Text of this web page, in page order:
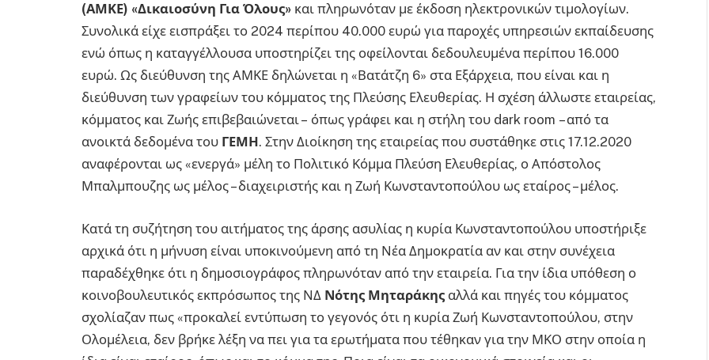
(ΑΜΚΕ) «Δικαιοσύνη Για Όλους» και πληρωνόταν με έκδοση ηλεκτρονικών τιμολογίων.
Συνολικά είχε εισπράξει το 2024 περίπου 40.000 ευρώ για παροχές υπηρεσιών εκπαίδευσης
ενώ όπως η καταγγέλλουσα υποστηρίζει της οφείλονται δεδουλευμένα περίπου 16.000
ευρώ. Ως διεύθυνση της ΑΜΚΕ δηλώνεται η «Βατάτζη 6» στα Εξάρχεια, που είναι και η
διεύθυνση των γραφείων του κόμματος της Πλεύσης Ελευθερίας. Η σχέση άλλωστε εταιρείας,
κόμματος και Ζωής επιβεβαιώνεται – όπως γράφει και η στήλη του dark room – από τα
ανοικτά δεδομένα του ΓΕΜΗ. Στην Διοίκηση της εταιρείας που συστάθηκε στις 17.12.2020
αναφέρονται ως «ενεργά» μέλη το Πολιτικό Κόμμα Πλεύση Ελευθερίας, ο Απόστολος
Μπαλμπουζης ως μέλος – διαχειριστής και η Ζωή Κωνσταντοπούλου ως εταίρος – μέλος.
Κατά τη συζήτηση του αιτήματος της άρσης ασυλίας η κυρία Κωνσταντοπούλου υποστήριξε
αρχικά ότι η μήνυση είναι υποκινούμενη από τη Νέα Δημοκρατία αν και στην συνέχεια
παραδέχθηκε ότι η δημοσιογράφος πληρωνόταν από την εταιρεία. Για την ίδια υπόθεση ο
κοινοβουλευτικός εκπρόσωπος της ΝΔ Νότης Μηταράκης αλλά και πηγές του κόμματος
σχολίαζαν πως «προκαλεί εντύπωση το γεγονός ότι η κυρία Ζωή Κωνσταντοπούλου, στην
Ολομέλεια, δεν βρήκε λέξη να πει για τα ερωτήματα που τέθηκαν για την ΜΚΟ στην οποία η